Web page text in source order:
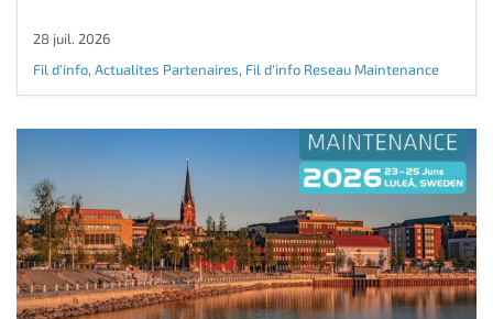
28 juil. 2026
Fil d'info, Actualites Partenaires, Fil d'info Reseau Maintenance